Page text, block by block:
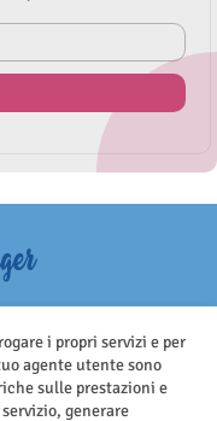
pertanto considerarsi
n.62 del 7.03.2001
i propri servizi e per
agente utente sono
sulle prestazioni e
generare